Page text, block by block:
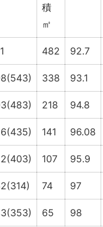
積
㎡
482 92.7
338 93.1
218 94.8
141 96.08
107 95.9
74 97
65 98